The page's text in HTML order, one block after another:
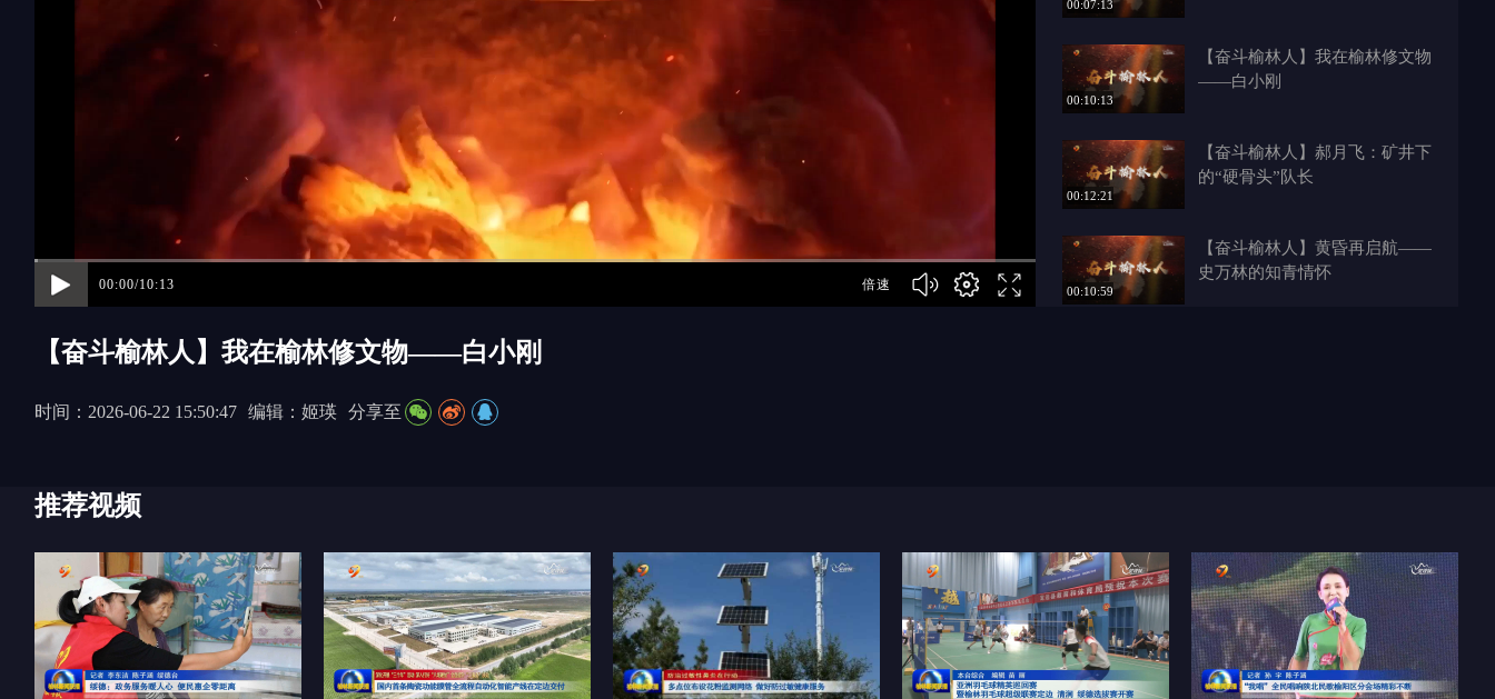
00:00/10:13 倍速
00:07:13
00:10:13
【奋斗榆林人】我在榆林修文物
——白小刚
00:12:21
【奋斗榆林人】郝月飞：矿井下
的“硬骨头”队长
00:10:59
【奋斗榆林人】黄昏再启航——
史万林的知青情怀
00:09:56
力量
00:08:21
【奋斗榆林人】钱伟东井下地面
的两种“坚守”
【奋斗榆林人】我在榆林修文物——白小刚
时间：2026-06-22 15:50:47 编辑：姬瑛 分享至
推荐视频